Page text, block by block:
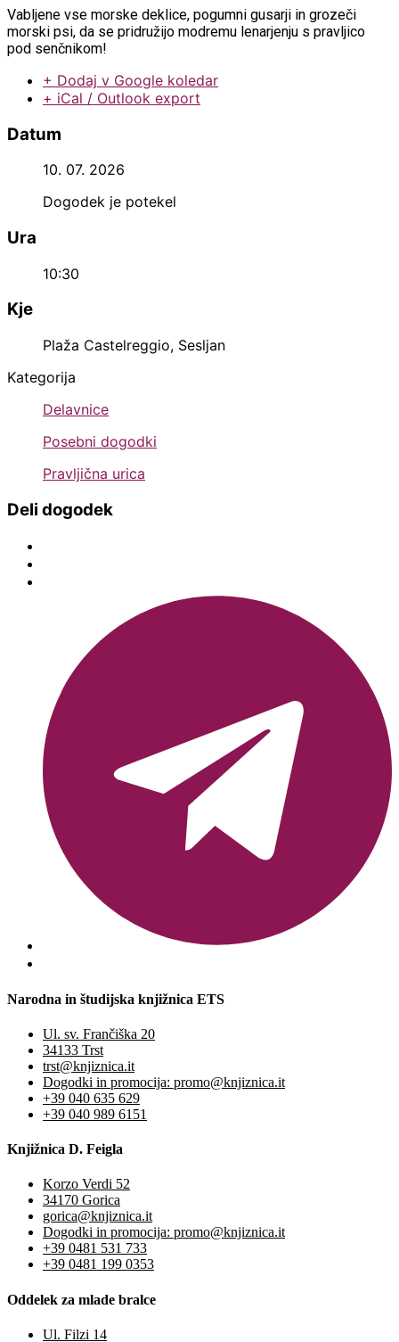
Vabljene vse morske deklice, pogumni gusarji in grozeči
morski psi, da se pridružijo modremu lenarjenju s pravljico
pod senčnikom!
+ Dodaj v Google koledar
+ iCal / Outlook export
Datum
10. 07. 2026
Dogodek je potekel
Ura
10:30
Kje
Plaža Castelreggio, Sesljan
Kategorija
Delavnice
Posebni dogodki
Pravljična urica
Deli dogodek
Narodna in študijska knjižnica ETS
Ul. sv. Frančiška 20
34133 Trst
trst@knjiznica.it
Dogodki in promocija: promo@knjiznica.it
+39 040 635 629
+39 040 989 6151
Knjižnica D. Feigla
Korzo Verdi 52
34170 Gorica
gorica@knjiznica.it
Dogodki in promocija: promo@knjiznica.it
+39 0481 531 733
+39 0481 199 0353
Oddelek za mlade bralce
Ul. Filzi 14